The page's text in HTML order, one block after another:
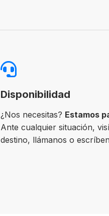
Disponibilidad
¿Nos necesitas? Estamos
Ante cualquier situación,
destino, llámanos o